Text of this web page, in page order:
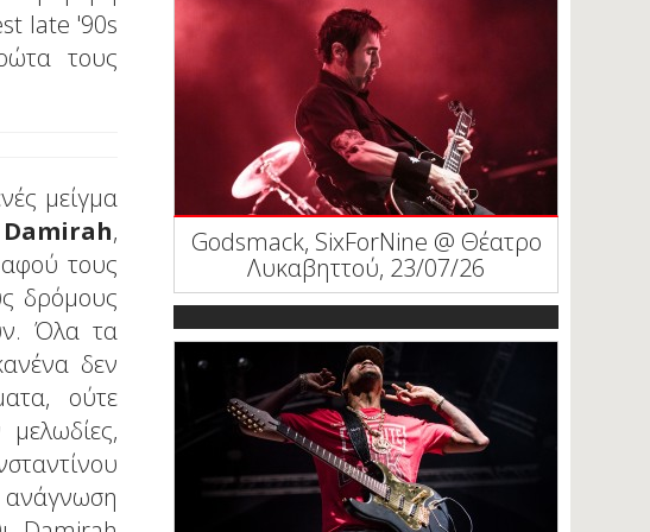
late '90s
τους
μείγμα
Damirah,
τους
δρόμους
Όλα τα
δεν
ούτε
ανάγνωση
Godsmack, SixForNine @ Θέατρο
Λυκαβηττού, 23/07/26